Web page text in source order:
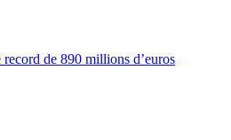
de 890 millions d’euros